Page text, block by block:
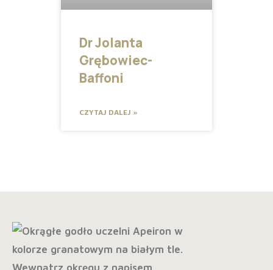
Dr Jolanta
Grębowiec-
Baffoni
CZYTAJ DALEJ »